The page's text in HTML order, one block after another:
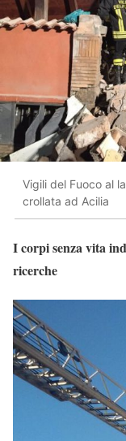
Vigili del Fuoco al
crollata ad Acilia
I corpi senza vita
ricerche